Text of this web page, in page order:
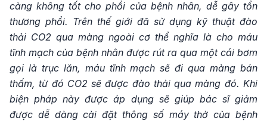
càng không tốt cho phổi của bệnh nhân, dễ gây tổn
thương phổi. Trên thế giới đã sử dụng kỹ thuật đào
thải CO2 qua màng ngoài cơ thể nghĩa là cho máu
tĩnh mạch của bệnh nhân được rút ra qua một cái bơm
gọi là trục lăn, máu tĩnh mạch sẽ đi qua màng bán
thấm, từ đó CO2 sẽ được đào thải qua màng đó. Khi
biện pháp này được áp dụng sẽ giúp bác sĩ giảm
được dễ dàng cài đặt thông số máy thở của bệnh